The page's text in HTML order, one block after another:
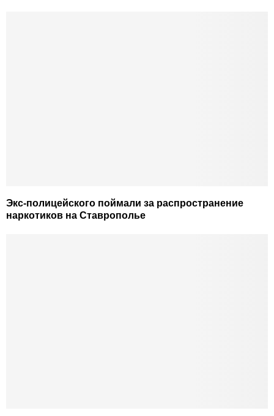
Экс-полицейского поймали за распространение
наркотиков на Ставрополье